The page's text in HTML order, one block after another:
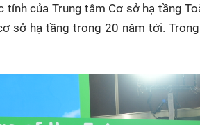
của Trung tâm Cơ sở hạ tầng
sở hạ tầng trong 20 năm tới.